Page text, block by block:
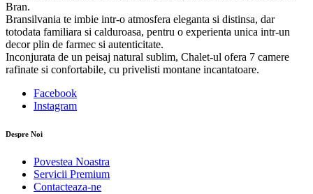
Bran.
Bransilvania te imbie intr-o atmosfera eleganta si distinsa, dar
totodata familiara si calduroasa, pentru o experienta unica intr-un
decor plin de farmec si autenticitate.
Inconjurata de un peisaj natural sublim, Chalet-ul ofera 7 camere
rafinate si confortabile, cu privelisti montane incantatoare.
Facebook
Instagram
Despre Noi
Povestea Noastra
Servicii Premium
Contacteaza-ne